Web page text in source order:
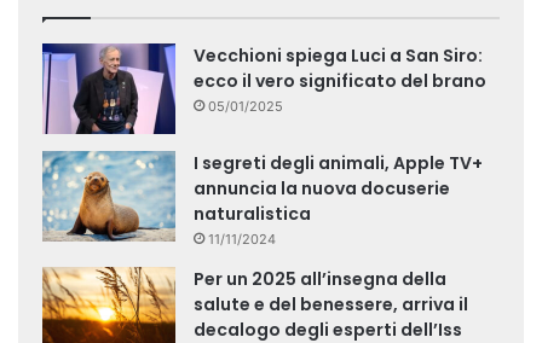
Vecchioni spiega Luci a San Siro:
ecco il vero significato del brano
05/01/2025
I segreti degli animali, Apple TV+
annuncia la nuova docuserie
naturalistica
11/11/2024
Per un 2025 all’insegna della
salute e del benessere, arriva il
decalogo degli esperti dell’Iss